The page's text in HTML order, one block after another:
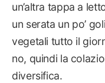
un’altra tappa a
un serata un po’
vegetali tutto il
no, quindi la
diversifica.